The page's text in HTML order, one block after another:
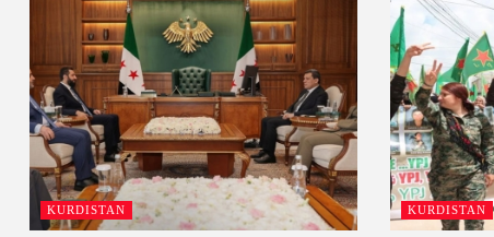
KURDISTAN KURDISTAN